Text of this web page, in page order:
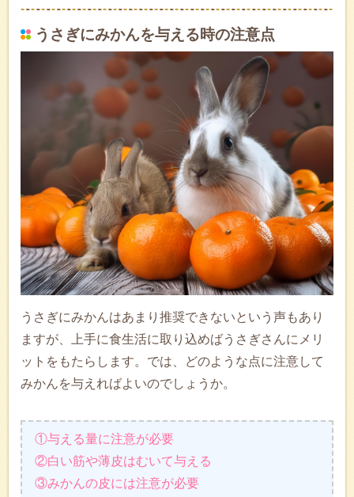
うさぎにみかんを与える時の注意点
うさぎにみかんはあまり推奨できないという声もあり
ますが、上手に食生活に取り込めばうさぎさんにメリ
ットをもたらします。では、どのような点に注意して
みかんを与えればよいのでしょうか。
①与える量に注意が必要
②白い筋や薄皮はむいて与える
③みかんの皮には注意が必要